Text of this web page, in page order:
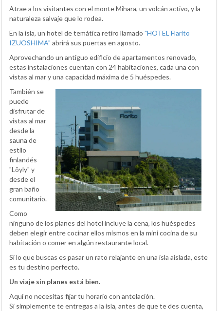
Atrae a los visitantes con el monte Mihara, un volcán activo, y la
naturaleza salvaje que lo rodea.
En la isla, un hotel de temática retiro llamado "HOTEL Flarito
IZUOSHIMA" abrirá sus puertas en agosto.
Aprovechando un antiguo edificio de apartamentos renovado,
estas instalaciones cuentan con 24 habitaciones, cada una con
vistas al mar y una capacidad máxima de 5 huéspedes.
También se
puede
disfrutar de
vistas al mar
desde la
sauna de
estilo
finlandés
"Löyly" y
desde el
gran baño
comunitario.
Como
ninguno de los planes del hotel incluye la cena, los huéspedes
deben elegir entre cocinar ellos mismos en la mini cocina de su
habitación o comer en algún restaurante local.
Si lo que buscas es pasar un rato relajante en una isla aislada, este
es tu destino perfecto.
Un viaje sin planes está bien.
Aquí no necesitas fijar tu horario con antelación.
Si simplemente te entregas a la isla, antes de que te des cuenta,